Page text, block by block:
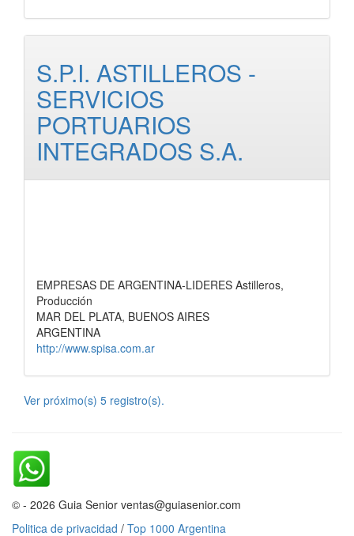
S.P.I. ASTILLEROS -
SERVICIOS
PORTUARIOS
INTEGRADOS S.A.
EMPRESAS DE ARGENTINA-LIDERES Astilleros,
Producción
MAR DEL PLATA, BUENOS AIRES
ARGENTINA
http://www.spisa.com.ar
Ver próximo(s) 5 registro(s).
© - 2026 Guia Senior ventas@guiasenior.com
Politica de privacidad / Top 1000 Argentina